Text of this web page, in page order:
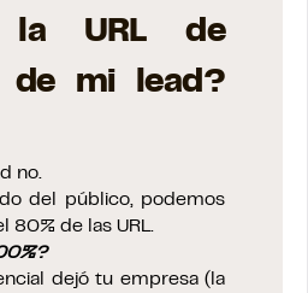
la URL de
de mi lead?
no.
del público, podemos
80% de las URL.
dejó tu empresa (la